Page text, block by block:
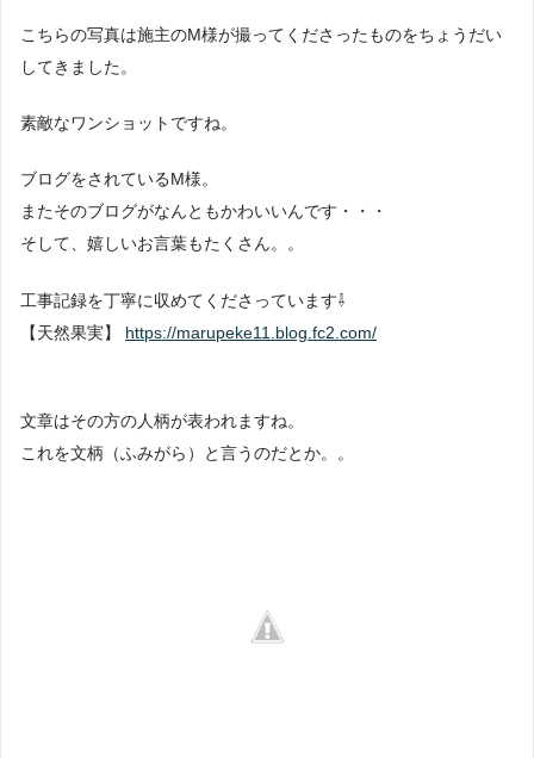
こちらの写真は施主のM様が撮ってくださったものをちょうだい
してきました。
素敵なワンショットですね。
ブログをされているM様。
またそのブログがなんともかわいいんです・・・
そして、嬉しいお言葉もたくさん。。
工事記録を丁寧に収めてくださっています⇩
【天然果実】 https://marupeke11.blog.fc2.com/
文章はその方の人柄が表われますね。
これを文柄（ふみがら）と言うのだとか。。